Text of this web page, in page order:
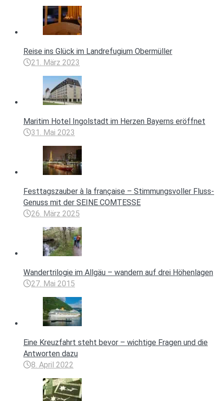
Reise ins Glück im Landrefugium Obermüller
21. März 2023
Maritim Hotel Ingolstadt im Herzen Bayerns eröffnet
31. Mai 2023
Festtagszauber à la française – Stimmungsvoller Fluss-
Genuss mit der SEINE COMTESSE
26. März 2025
Wandertrilogie im Allgäu – wandern auf drei Höhenlagen
27. Mai 2015
Eine Kreuzfahrt steht bevor – wichtige Fragen und die
Antworten dazu
8. April 2022